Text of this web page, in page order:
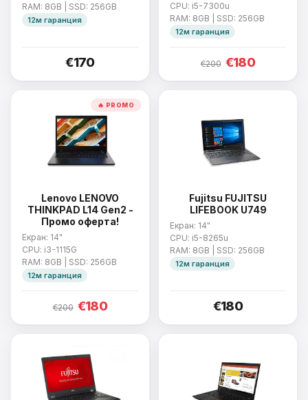
RAM: 8GB | SSD: 256GB
12м гаранция
€170
CPU: i5-7300u
RAM: 8GB | SSD: 256GB
12м гаранция
€200 €180
🔥 PROMO
Lenovo LENOVO
THINKPAD L14 Gen2 -
Промо оферта!
Екран: 14"
CPU: i3-1115G
RAM: 8GB | SSD: 256GB
12м гаранция
€200 €180
Fujitsu FUJITSU
LIFEBOOK U749
Екран: 14"
CPU: i5-8265u
RAM: 8GB | SSD: 256GB
12м гаранция
€180